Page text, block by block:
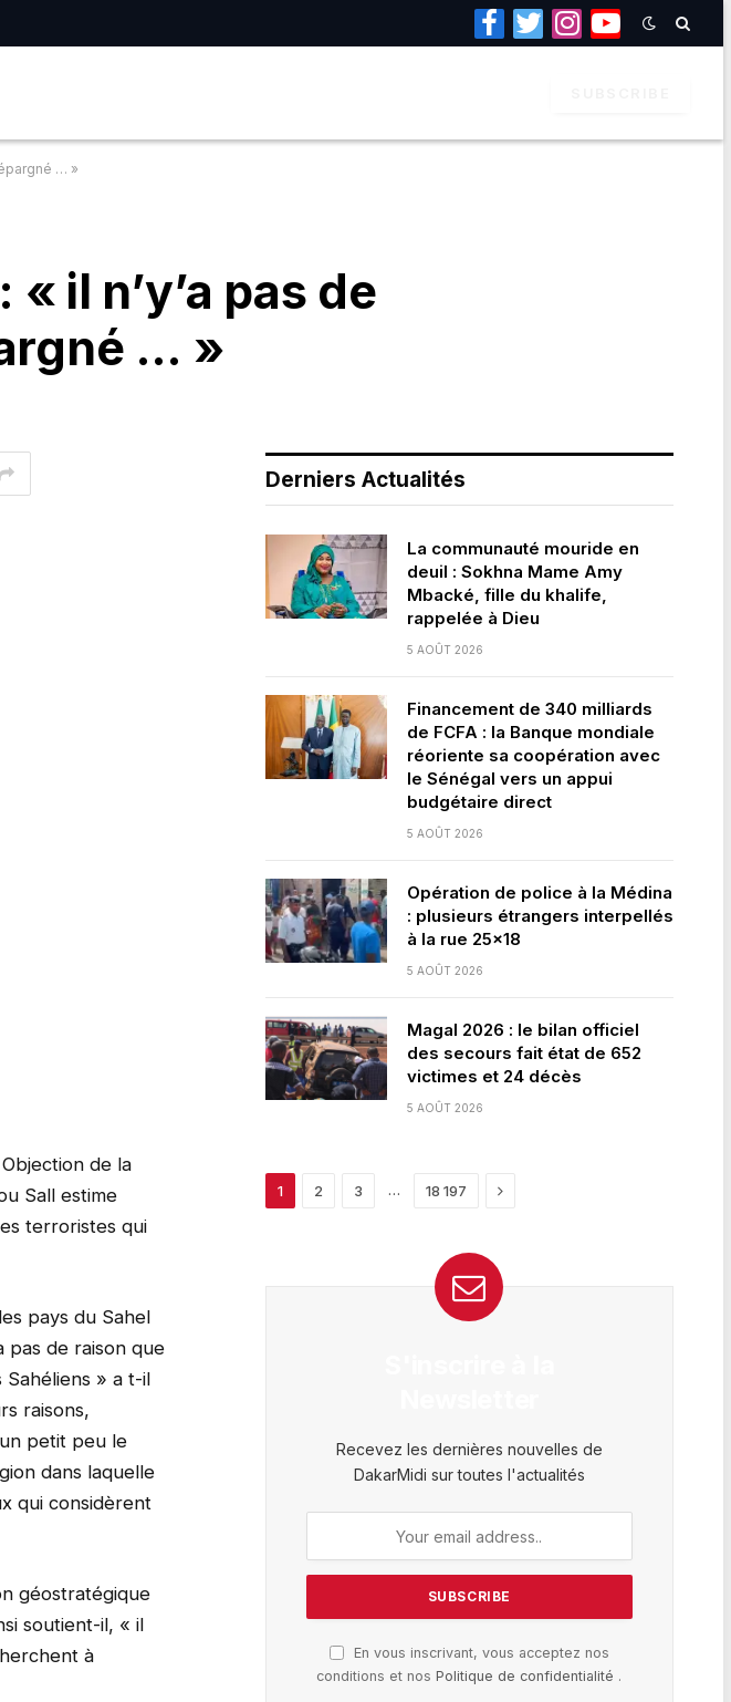
Facebook
TwitterInstagramYouTube
… »
il n’y’a pas de
… »
de la
Sall estime
terroristes qui
pays du Sahel
pas de raison que
» a t-il
raisons,
petit peu le
dans laquelle
qui considèrent
géostratégique
soutient-il, « il
à
Derniers Actualités
La communauté mouride en
deuil : Sokhna Mame Amy
Mbacké, fille du khalife,
rappelée à Dieu
5 AOÛT 2026
Financement de 340 milliards
de FCFA : la Banque mondiale
réoriente sa coopération avec
le Sénégal vers un appui
budgétaire direct
5 AOÛT 2026
Opération de police à la Médina
: plusieurs étrangers interpellés
à la rue 25×18
5 AOÛT 2026
Magal 2026 : le bilan officiel
des secours fait état de 652
victimes et 24 décès
5 AOÛT 2026
1 2 3 … 18 197 Next
Recevez les dernières nouvelles de
DakarMidi sur toutes l'actualités
En vous inscrivant, vous acceptez nos
conditions et nosPolitique de confidentialité .